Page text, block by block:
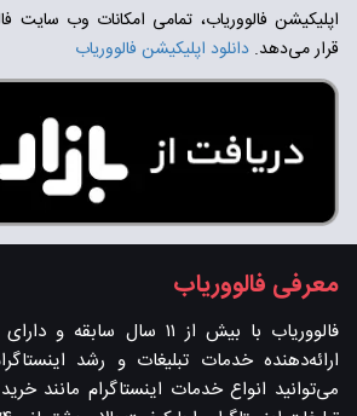
اپلیکیشن فالووریاب، تمامی امکانات وب سایت
قرار می‌دهد. دانلود اپلیکیشن فالووریاب
معرفی فالووریاب
فالووریاب با بیش از ۱۱ سال
ارائه‌دهنده خدمات تبلیغات و رشد
می‌توانید انواع خدمات اینستاگرام مانند